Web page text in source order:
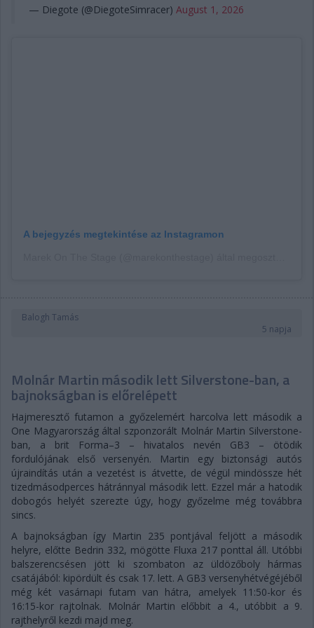
— Diegote (@DiegoteSimracer) August 1, 2026
A bejegyzés megtekintése az Instagramon
Balogh Tamás
5 napja
Molnár Martin második lett Silverstone-ban, a
bajnokságban is előrelépett
Hajmeresztő futamon a győzelemért harcolva lett második a
One Magyarország által szponzorált Molnár Martin Silverstone-
ban, a brit Forma–3 – hivatalos nevén GB3 – ötödik
fordulójának első versenyén. Martin egy biztonsági autós
újraindítás után a vezetést is átvette, de végül mindössze hét
tizedmásodperces hátránnyal második lett. Ezzel már a hatodik
dobogós helyét szerezte úgy, hogy győzelme még továbbra
sincs.
A bajnokságban így Martin 235 pontjával feljött a második
helyre, előtte Bedrin 332, mögötte Fluxa 217 ponttal áll. Utóbbi
balszerencsésen jött ki szombaton az üldözőboly hármas
csatájából: kipördült és csak 17. lett. A GB3 versenyhétvégéjéből
még két vasárnapi futam van hátra, amelyek 11:50-kor és
16:15-kor rajtolnak. Molnár Martin előbbit a 4., utóbbit a 9.
rajthelyről kezdi majd meg.